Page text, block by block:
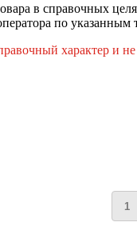
в справочных
по указанным
характер и